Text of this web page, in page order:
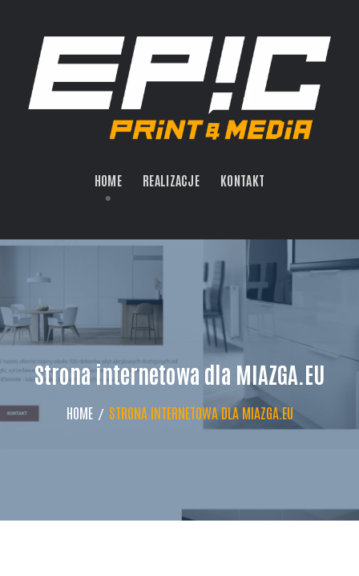
HOME REALIZACJE KONTAKT
Strona internetowa dla MIAZGA.EU
HOME STRONA INTERNETOWA DLA MIAZGA.EU